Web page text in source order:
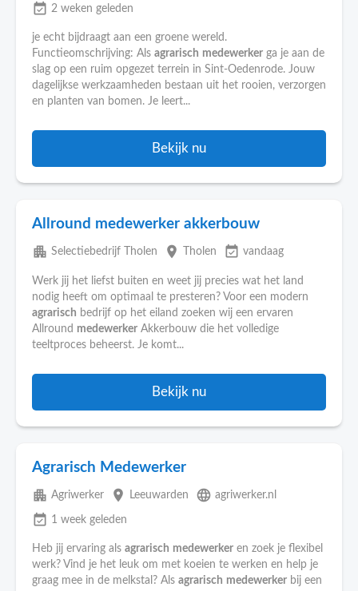
event_available 2 weken geleden
je echt bijdraagt aan een groene wereld.
Functieomschrijving: Als agrarisch medewerker ga je aan de
slag op een ruim opgezet terrein in Sint-Oedenrode. Jouw
dagelijkse werkzaamheden bestaan uit het rooien, verzorgen
en planten van bomen. Je leert...
Bekijk nu
Allround medewerker akkerbouw
apartment Selectiebedrijf Tholen place Tholen event_available vandaag
Werk jij het liefst buiten en weet jij precies wat het land
nodig heeft om optimaal te presteren? Voor een modern
agrarisch bedrijf op het eiland zoeken wij een ervaren
Allround medewerker Akkerbouw die het volledige
teeltproces beheerst. Je komt...
Bekijk nu
Agrarisch Medewerker
apartment Agriwerker place Leeuwarden language agriwerker.nl
event_available 1 week geleden
Heb jij ervaring als agrarisch medewerker en zoek je flexibel
werk? Vind je het leuk om met koeien te werken en help je
graag mee in de melkstal? Als agrarisch medewerker bij een